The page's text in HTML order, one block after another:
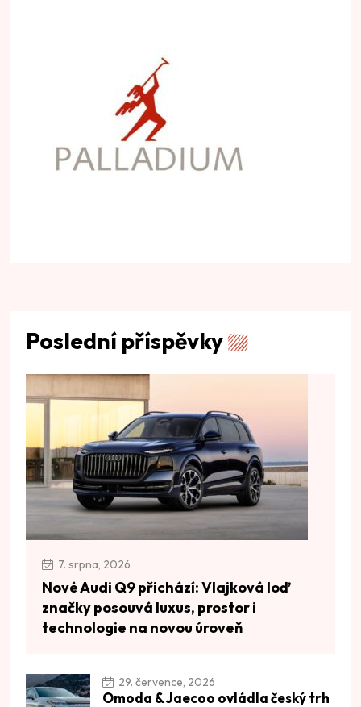
Poslední příspěvky
7. srpna, 2026
Nové Audi Q9 přichází: Vlajková loď
značky posouvá luxus, prostor i
technologie na novou úroveň
29. července, 2026
Omoda & Jaecoo ovládla český trh